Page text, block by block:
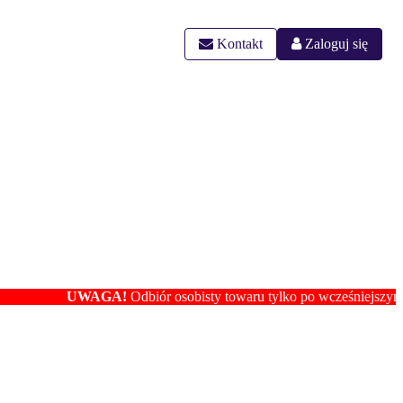
Kontakt Zaloguj się
UWAGA!Odbiór osobisty towaru tylko po wcześniejszym